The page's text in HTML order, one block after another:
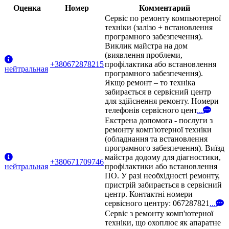
Оценка Номер Комментарий
нейтральная
+380672878215
Сервіс по ремонту компьютерної
техніки (залізо + встановлення
програмного забезпечення).
Виклик майстра на дом
(виявлення проблеми,
профілактика або встановлення
програмного забезпечення).
Якщо ремонт – то техніка
забирається в сервісний центр
для здійснення ремонту. Номери
телефонів сервісного цент...
нейтральная
+380671709746
Екстрена допомога - послуги з
ремонту комп'ютерної техніки
(обладнання та встановлення
програмного забезпечення). Виїзд
майстра додому для діагностики,
профілактики або встановлення
ПО. У разі необхідності ремонту,
пристрій забирається в сервісний
центр. Контактні номери
сервісного центру: 067287821 ...
Сервіс з ремонту комп'ютерної
техніки, що охоплює як апаратне